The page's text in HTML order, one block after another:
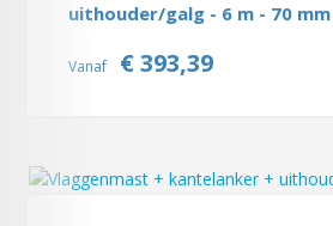
uithouder/galg - 6 m - 70 mm
Vanaf € 393,39